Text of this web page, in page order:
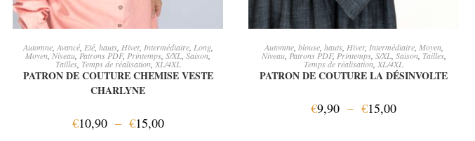
CHOIX DES OPTIONS
Automne, Avancé, Eté, hauts, Hiver, Intermédiaire, Long,
Moyen Niveau Patrons PDF, Printemps S/XL Saison,
Tailles, Temps de réalisation,XL/4XL
PATRON DE COUTURE CHEMISE VESTE
CHARLYNE
€10,90 – €15,00
CHOIX DES OPTIONS
Automne, blouse, hauts, Hiver, Intermédiaire, Moyen,
Niveau, Patrons PDF, Printemps, S/XL, Saison, Tailles,
Temps de réalisation XL/4XL
PATRON DE COUTURE LA DÉSINVOLTE
€9,90 – €15,00